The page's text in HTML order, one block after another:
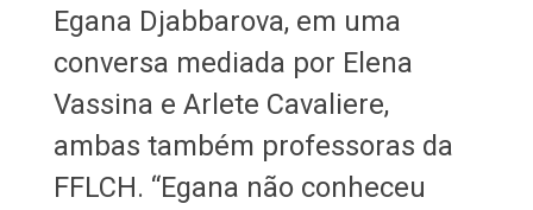
Egana Djabbarova, em uma
conversa mediada por Elena
Vassina e Arlete Cavaliere,
ambas também professoras da
FFLCH. “Egana não conheceu